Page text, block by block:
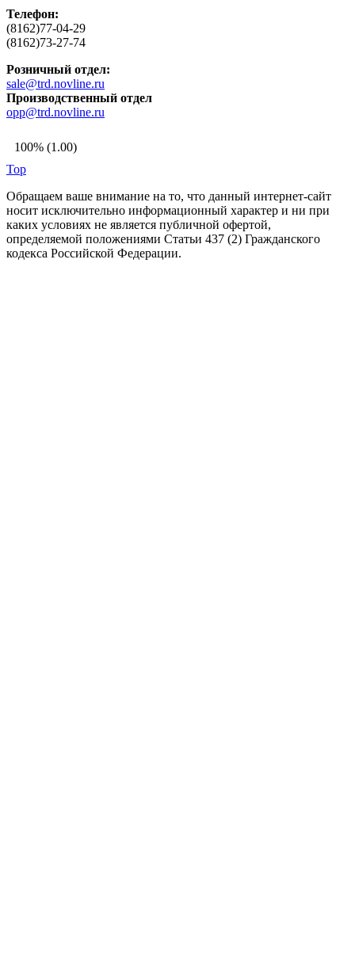
Телефон:
(8162)77-04-29
(8162)73-27-74
Розничный отдел:
sale@trd.novline.ru
Производственный отдел
opp@trd.novline.ru
100% (1.00)
Top
Обращаем ваше внимание на то, что данный интернет-сайт
носит исключительно информационный характер и ни при
каких условиях не является публичной офертой,
определяемой положениями Статьи 437 (2) Гражданского
кодекса Российской Федерации.